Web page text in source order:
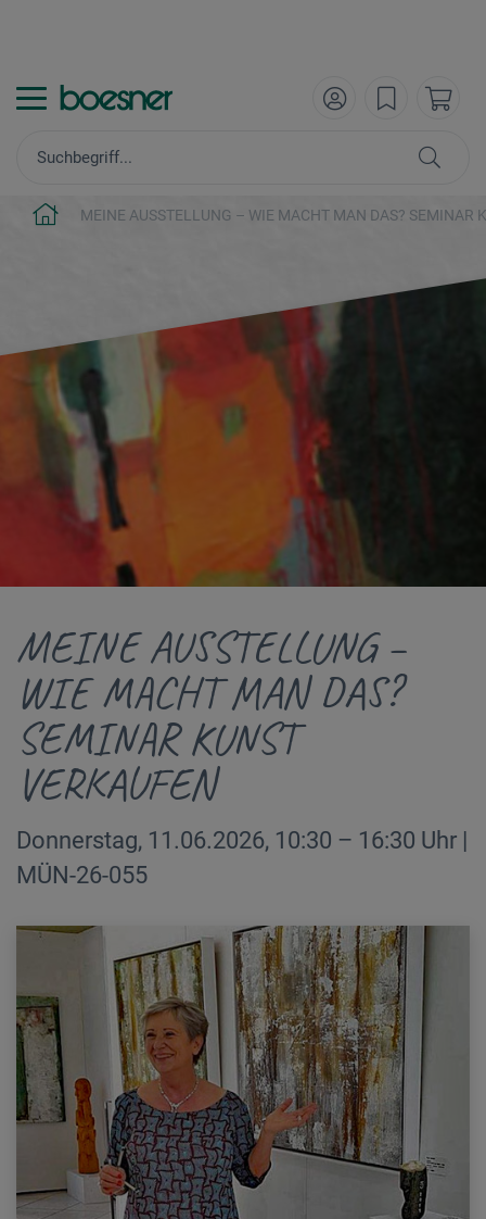
MEINE AUSSTELLUNG – WIE MACHT MAN DAS? SEMINAR
MEINE AUSSTELLUNG –
WIE MACHT MAN DAS?
SEMINAR KUNST
VERKAUFEN
Donnerstag, 11.06.2026, 10:30 – 16:30 Uhr |
MÜN-26-055